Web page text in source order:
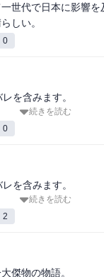
世代で日本に影響を
しい。
0
を含みます。
会って以来、何度読
こんな人間になり
る国岡鐡造のポイン
苦しい状況に陥って
自分が信じた道をた
いい。それに鐵造の
的でない)がなされて
若干美化されてる部
で他人に目を向けら
この世界に戻ってこ
続きを読む
0
を含みます。
も面白くて大満足。
外資系、どこが民族
面白い話だった。
日本企業でありなが
続きを読む
2
傑物の物語。